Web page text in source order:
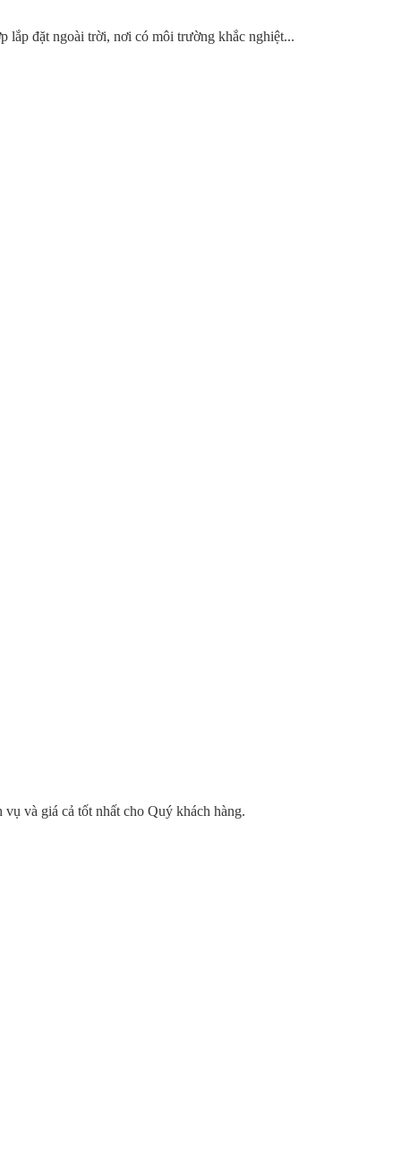
lắp đặt ngoài trời, nơi có môi trường khắc nghiệt...
và giá cả tốt nhất cho Quý khách hàng.